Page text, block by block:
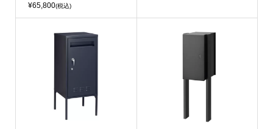
¥65,800(税込)